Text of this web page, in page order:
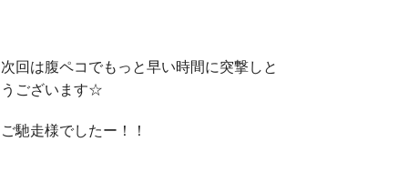
次回は腹ペコでもっと早い時間に突撃しと
うございます☆
ご馳走様でしたー！！